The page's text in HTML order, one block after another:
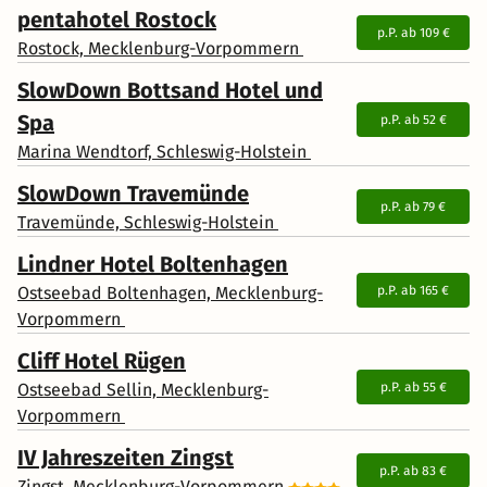
Lieblingsplatz.
pentahotel Rostock
Rostock, Mecklenburg-Vorpommern
p.P. ab 109 €
SlowDown Bottsand Hotel und
Spa
Marina Wendtorf, Schleswig-Holstein
p.P. ab 52 €
SlowDown Travemünde
Travemünde, Schleswig-Holstein
p.P. ab 79 €
Lindner Hotel Boltenhagen
Ostseebad Boltenhagen, Mecklenburg-
Vorpommern
p.P. ab 165 €
Cliff Hotel Rügen
Ostseebad Sellin, Mecklenburg-
Vorpommern
p.P. ab 55 €
IV Jahreszeiten Zingst p.P. ab 83 €